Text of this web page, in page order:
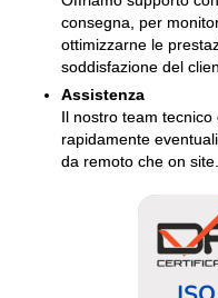
consegna, per
ottimizzarne le
soddisfazione del
Assistenza
Il nostro team
rapidamente
da remoto che on site.